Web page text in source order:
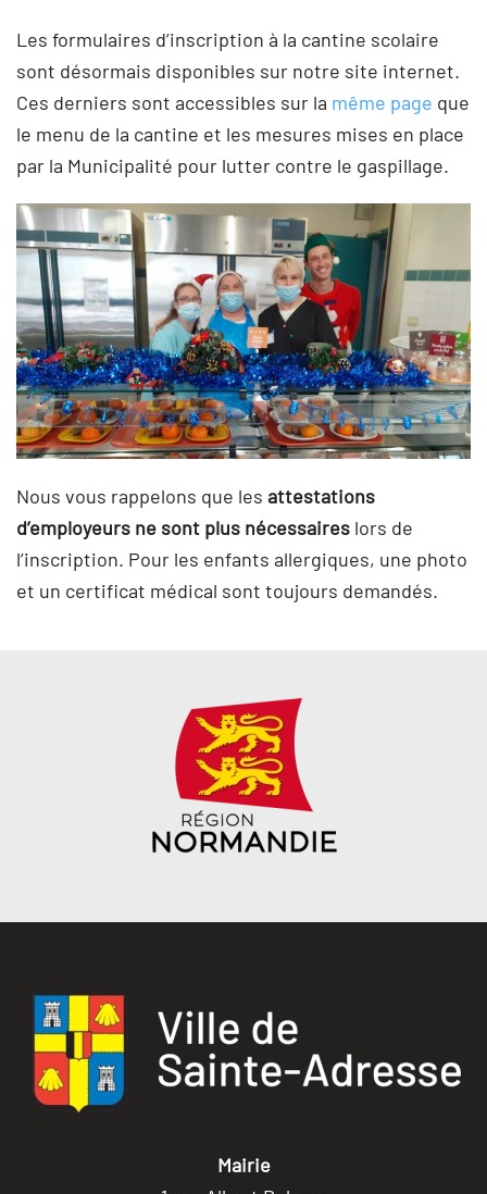
Les formulaires d’inscription à la cantine scolaire
sont désormais disponibles sur notre site internet.
Ces derniers sont accessibles sur la même page que
le menu de la cantine et les mesures mises en place
par la Municipalité pour lutter contre le gaspillage.
Nous vous rappelons que les attestations
d’employeurs ne sont plus nécessaires lors de
l’inscription. Pour les enfants allergiques, une photo
et un certificat médical sont toujours demandés.
Mairie